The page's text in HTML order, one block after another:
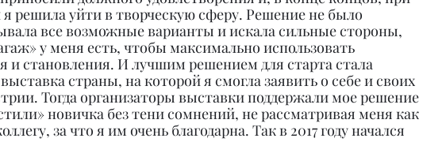
решила уйти в творческую сферу. Решение не было
все возможные варианты и искала сильные стороны,
у меня есть, чтобы максимально использовать
и становления. И лучшим решением для старта стала
страны, на которой я смогла заявить о себе и своих
Тогда организаторы выставки поддержали мое решение
новичка без тени сомнений, не рассматривая меня как
за что я им очень благодарна. Так в 2017 году начался